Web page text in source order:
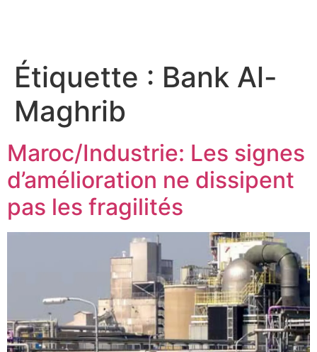
Étiquette : Bank Al-
Maghrib
Maroc/Industrie: Les signes
d’amélioration ne dissipent
pas les fragilités